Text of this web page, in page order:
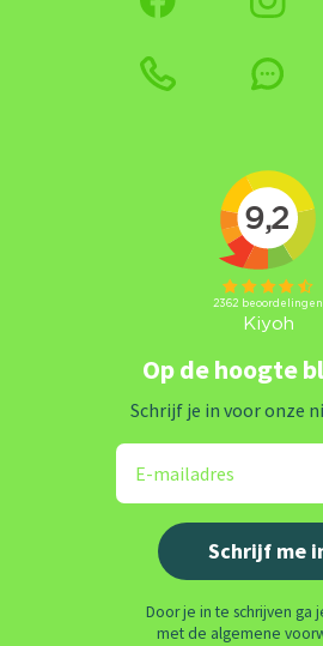
Op de hoogte
Schrijf je in voor onze
Door je in te schrijven ga
met de algemene